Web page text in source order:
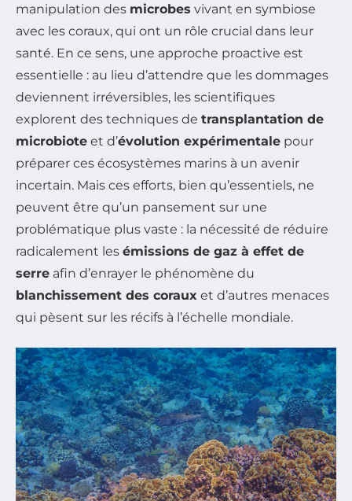
manipulation des microbes vivant en symbiose
avec les coraux, qui ont un rôle crucial dans leur
santé. En ce sens, une approche proactive est
essentielle : au lieu d’attendre que les dommages
deviennent irréversibles, les scientifiques
explorent des techniques de transplantation de
microbiote et d’évolution expérimentale pour
préparer ces écosystèmes marins à un avenir
incertain. Mais ces efforts, bien qu’essentiels, ne
peuvent être qu’un pansement sur une
problématique plus vaste : la nécessité de réduire
radicalement les émissions de gaz à effet de
serre afin d’enrayer le phénomène du
blanchissement des coraux et d’autres menaces
qui pèsent sur les récifs à l’échelle mondiale.